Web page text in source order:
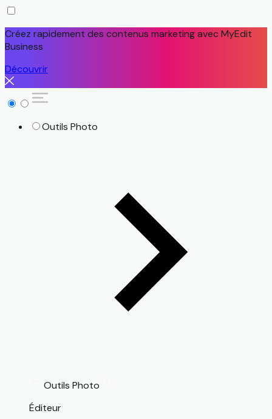
Créez rapidement des contenus marketing avec MyEdit
Business
Découvrir
Outils Photo
Outils Photo
Éditeur